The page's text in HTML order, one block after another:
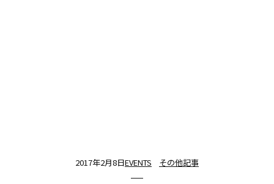
2017年2月8日EVENTS その他記事